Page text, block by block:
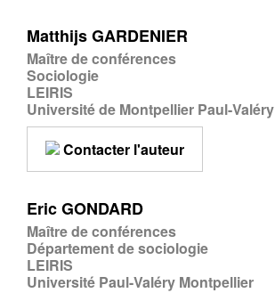
Matthijs GARDENIER
Maître de conférences
Sociologie
LEIRIS
Université de Montpellier Paul-Valéry
Contacter l'auteur
Eric GONDARD
Maître de conférences
Département de sociologie
LEIRIS
Université Paul-Valéry Montpellier